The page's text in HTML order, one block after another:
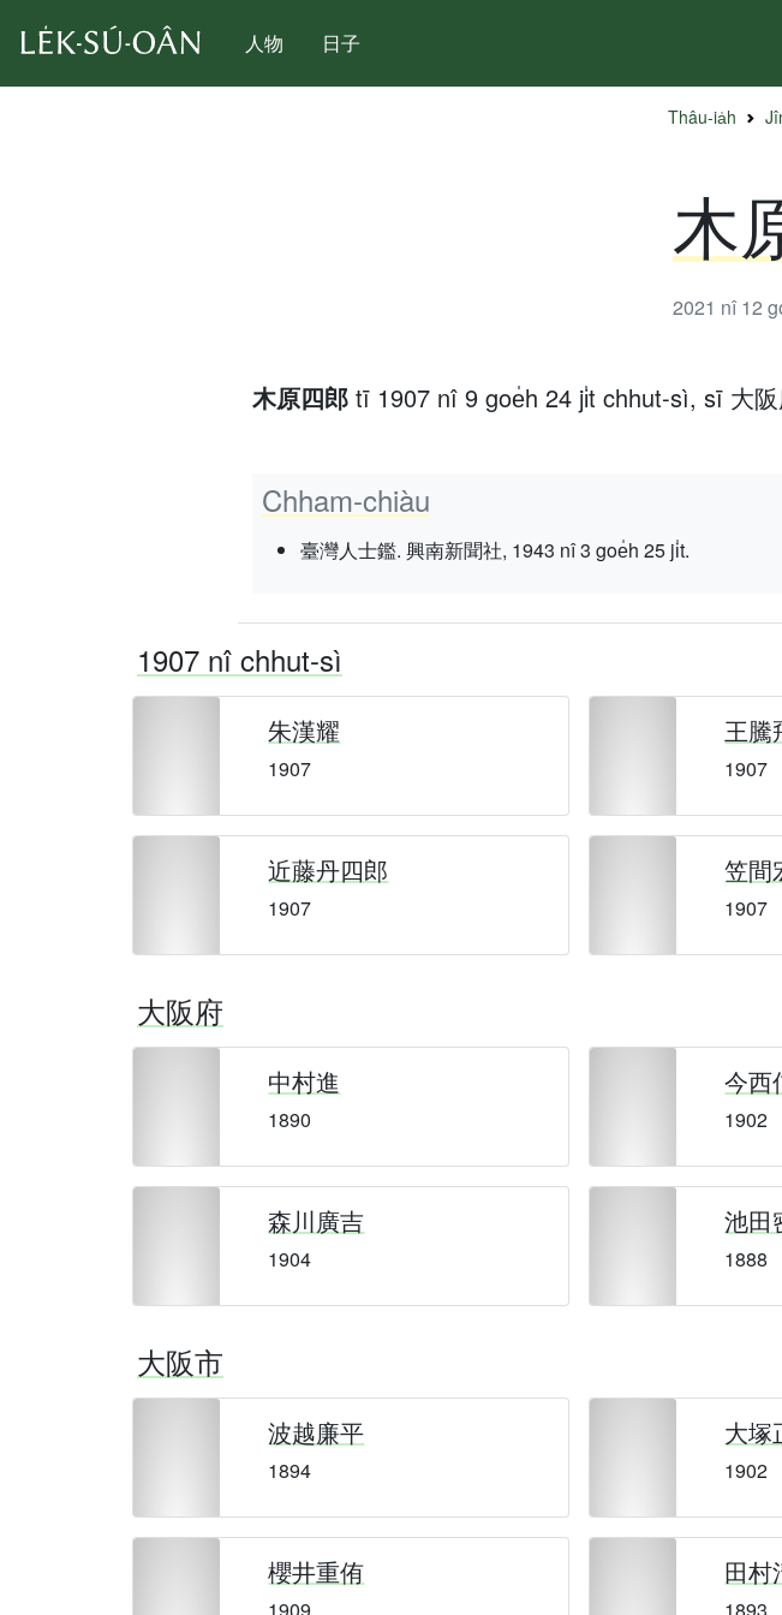
人物 日子
Thâu-ia̍h
木
2021 nî 12
木原四郎 tī 1907 nî 9 goe̍h 24 ji̍t chhut-sì, sī 大
Chham-chiàu
臺灣人士鑑. 興南新聞社, 1943 nî 3 goe̍h 25 ji̍t.
1907 nî chhut-sì
朱漢耀
1907
王騰
1907
近藤丹四郎
1907
笠間
1907
大阪府
中村進
1890
今西
1902
森川廣吉
1904
池田
1888
大阪市
波越廉平
1894
大塚
1902
櫻井重侑 田村